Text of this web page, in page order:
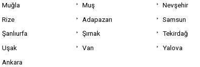
Muğla Muş Nevşehir
Rize Adapazarı Samsun
Şanlıurfa Şırnak Tekirdağ
Uşak Van Yalova
Ankara